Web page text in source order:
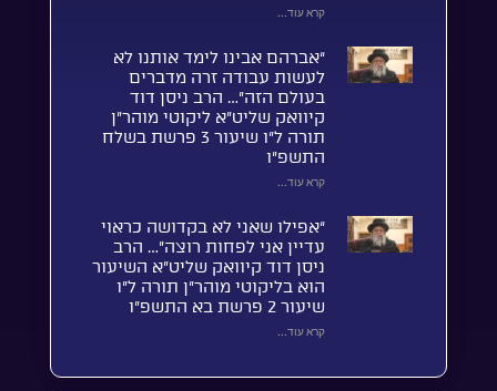
קרא עוד...
“אברהם אבינו לימד אותנו לא
לעשות עבודה זרה מדברים
בעולם הזה”… הרב ניסן דוד
קיוואק שליט”א ליקוטי מוהר”ן
תורה ל”ו שיעור 3 פרשת בשלח
התשפ”ו
קרא עוד...
“אפילו שאני לא בקדושה כראוי
עדיין אני לפחות רוצה”… הרב
ניסן דוד קיוואק שליט”א השיעור
הוא בליקוטי מוהר”ן תורה ל”ו
שיעור 2 פרשת בא התשפ”ו
קרא עוד...